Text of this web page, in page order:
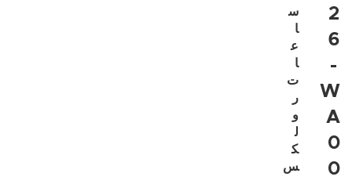
2
6
-
W
A
0
0
س
ا
ع
ا
ت
ر
و
ل
ك
س